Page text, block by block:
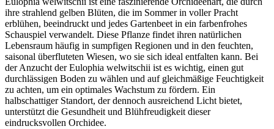
ihre strahlend gelben Blüten, die im Sommer in voller Pracht
erblühen, beeindruckt und jedes Gartenbeet in ein farbenfrohes
Schauspiel verwandelt. Diese Pflanze findet ihren natürlichen
Lebensraum häufig in sumpfigen Regionen und in den feuchten,
saisonal überfluteten Wiesen, wo sie sich ideal entfalten kann. Bei
der Anzucht der Eulophia welwitschii ist es wichtig, einen gut
durchlässigen Boden zu wählen und auf gleichmäßige Feuchtigkeit
zu achten, um ein optimales Wachstum zu fördern. Ein
halbschattiger Standort, der dennoch ausreichend Licht bietet,
unterstützt die Gesundheit und Blühfreudigkeit dieser
eindrucksvollen Orchidee.